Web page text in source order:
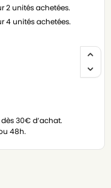
2 unités achetées.
4 unités achetées.
30€ d’achat.
48h.